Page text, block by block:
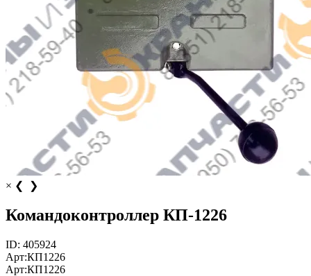
× ❮ ❯
Командоконтроллер КП-1226
ID: 405924
Арт:КП1226
Арт:КП1226